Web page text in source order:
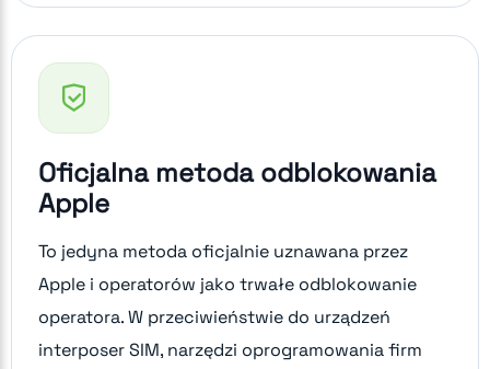
Oficjalna metoda odblokowania
Apple
To jedyna metoda oficjalnie uznawana przez
Apple i operatorów jako trwałe odblokowanie
operatora. W przeciwieństwie do urządzeń
interposer SIM, narzędzi oprogramowania firm